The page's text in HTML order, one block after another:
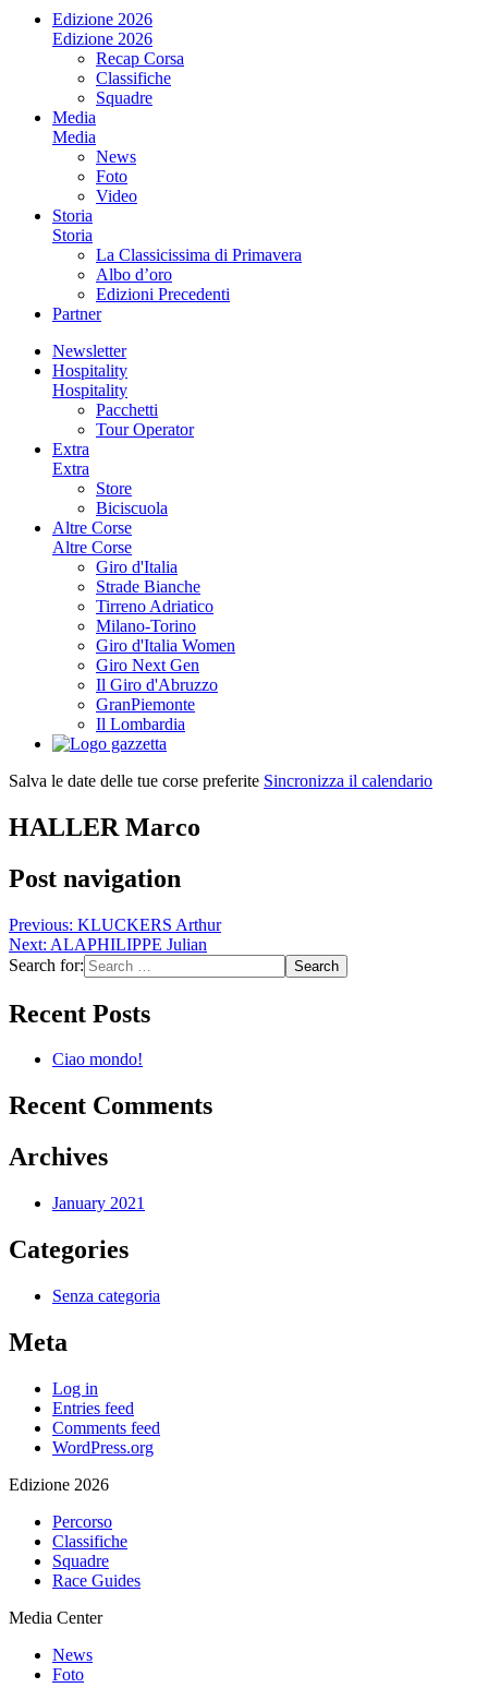
Edizione 2026
Edizione 2026
Recap Corsa
Classifiche
Squadre
Media
Media
News
Foto
Video
Storia
Storia
La Classicissima di Primavera
Albo d’oro
Edizioni Precedenti
Partner
Newsletter
Hospitality
Hospitality
Pacchetti
Tour Operator
Extra
Extra
Store
Biciscuola
Altre Corse
Altre Corse
Giro d'Italia
Strade Bianche
Tirreno Adriatico
Milano-Torino
Giro d'Italia Women
Giro Next Gen
Il Giro d'Abruzzo
GranPiemonte
Il Lombardia
Salva le date delle tue corse preferite Sincronizza il calendario
HALLER Marco
Post navigation
Previous: KLUCKERS Arthur
Next: ALAPHILIPPE Julian
Search for:
Recent Posts
Ciao mondo!
Recent Comments
Archives
January 2021
Categories
Senza categoria
Meta
Log in
Entries feed
Comments feed
WordPress.org
Edizione 2026
Percorso
Classifiche
Squadre
Race Guides
Media Center
News
Foto